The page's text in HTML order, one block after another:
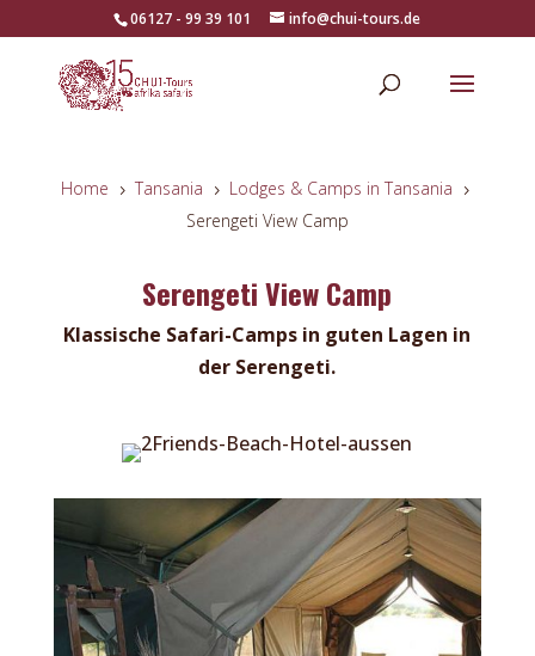
06127 - 99 39 101 info@chui-tours.de
Home 5 Tansania 5 Lodges & Camps in Tansania 5
Serengeti View Camp
Serengeti View Camp
Klassische Safari-Camps in guten Lagen in
der Serengeti.